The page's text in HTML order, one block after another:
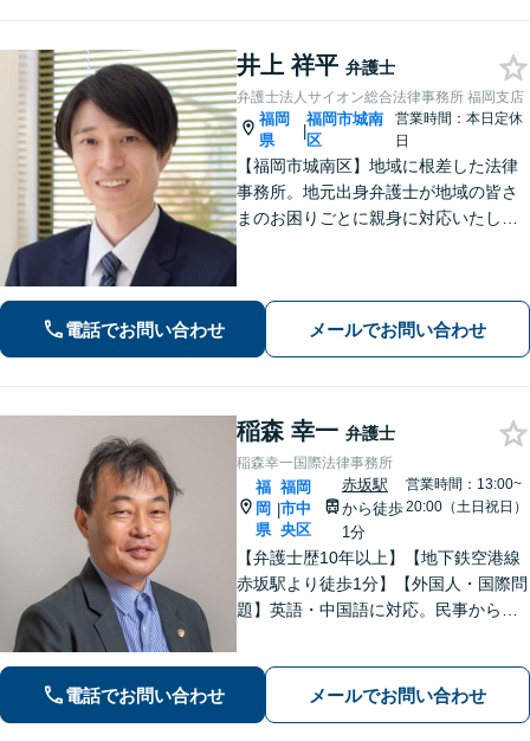
井上 祥平 弁護士
弁護士法人サイオン総合法律事務所 福岡支店
福岡
県
|
福岡市城南
区
営業時間：本日定休
日
【福岡市城南区】地域に根差した法律
事務所。地元出身弁護士が地域の皆さ
まのお困りごとに親身に対応いたしま
電話でお問い合わせ メールでお問い合わせ
稲森 幸一 弁護士
稲森幸一国際法律事務所
福
岡
県
|
福岡
市中
央区
赤坂駅
から徒歩
1分
営業時間：13:00~
20:00（土日祝日）
【弁護士歴10年以上】【地下鉄空港線
赤坂駅より徒歩1分】【外国人・国際問
題】英語・中国語に対応。民事から刑
認定など実績多数【税務訴訟】税務調
査や審査請求、国際税務も対応可能
電話でお問い合わせ メールでお問い合わせ